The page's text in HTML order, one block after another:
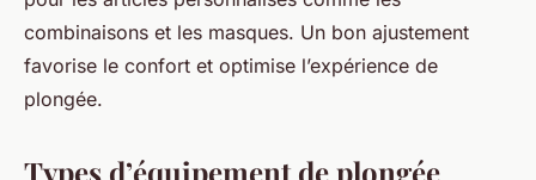
combinaisons et les masques. Un bon ajustement
favorise le confort et optimise l’expérience de
plongée.
Types d’équipement de plongée